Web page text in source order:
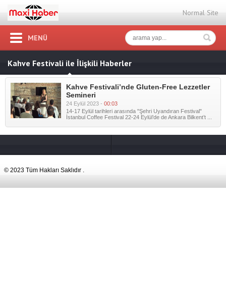
Normal Site
MENÜ
Kahve Festivali ile İlişkili Haberler
Kahve Festivali’nde Gluten-Free Lezzetler
Semineri
24 Eylül 2023 - 00:03
14-17 Eylül tarihleri arasında "Şehri Uyandıran Festival"
İstanbul Coffee Festival 22-24 Eylül’de de Ankara Bilkent’t ...
© 2023 Tüm Hakları Saklıdır .